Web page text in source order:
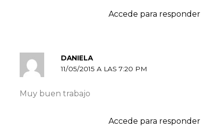
Accede para responder
DANIELA
11/05/2015 A LAS 7:20 PM
Muy buen trabajo
Accede para responder